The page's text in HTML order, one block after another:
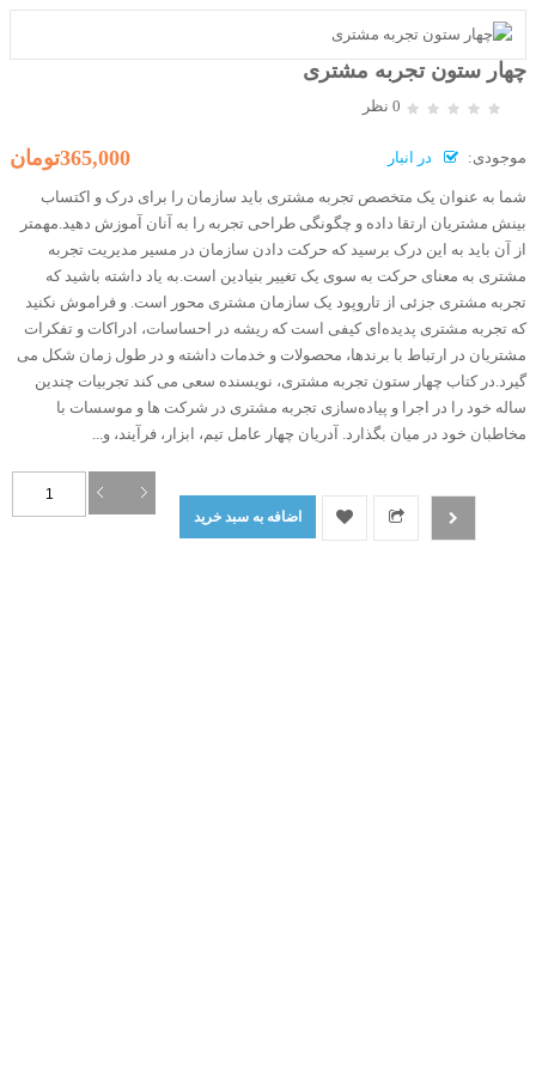
چهار ستون تجربه مشتری
0 نظر
365,000تومان موجودی: در انبار
شما به عنوان یک متخصص تجربه مشتری باید سازمان را برای درک و اکتساب
بینش مشتریان ارتقا داده و چگونگی طراحی تجربه را به آنان آموزش دهید.مهمتر
از آن باید به این درک برسید که حرکت دادن سازمان در مسیر مدیریت تجربه
مشتری به معنای حرکت به سوی یک تغییر بنیادین است.به یاد داشته باشید که
تجربه مشتری جزئی از تاروپود یک سازمان مشتری محور است. و فراموش نکنید
که تجربه مشتری پدیده‌ای کیفی است که ریشه در احساسات، ادراکات و تفکرات
مشتریان در ارتباط با برندها، محصولات و خدمات داشته و در طول زمان شکل می
گیرد.در کتاب چهار ستون تجربه مشتری، نویسنده سعی می کند تجربیات چندین
ساله خود را در اجرا و پیاده‌سازی تجربه مشتری در شرکت ها و موسسات با
مخاطبان خود در میان بگذارد. آدریان چهار عامل تیم، ابزار، فرآیند، و...